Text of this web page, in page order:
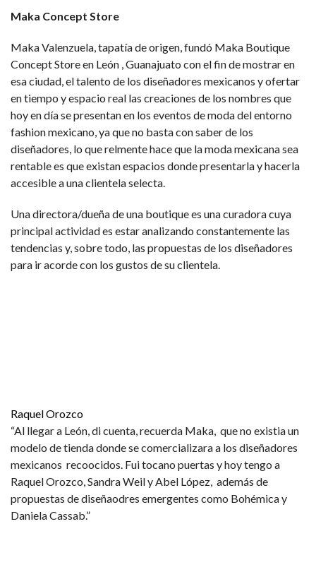
Maka Concept Store
Maka Valenzuela, tapatía de origen, fundó Maka Boutique
Concept Store en León , Guanajuato con el fin de mostrar en
esa ciudad, el talento de los diseñadores mexicanos y ofertar
en tiempo y espacio real las creaciones de los nombres que
hoy en día se presentan en los eventos de moda del entorno
fashion mexicano, ya que no basta con saber de los
diseñadores, lo que relmente hace que la moda mexicana sea
rentable es que existan espacios donde presentarla y hacerla
accesible a una clientela selecta.
Una directora/dueña de una boutique es una curadora cuya
principal actividad es estar analizando constantemente las
tendencias y, sobre todo, las propuestas de los diseñadores
para ir acorde con los gustos de su clientela.
Raquel Orozco
“Al llegar a León, di cuenta, recuerda Maka, que no existia un
modelo de tienda donde se comercializara a los diseñadores
mexicanos recoocidos. Fui tocano puertas y hoy tengo a
Raquel Orozco, Sandra Weil y Abel López, además de
propuestas de diseñaodres emergentes como Bohémica y
Daniela Cassab.”